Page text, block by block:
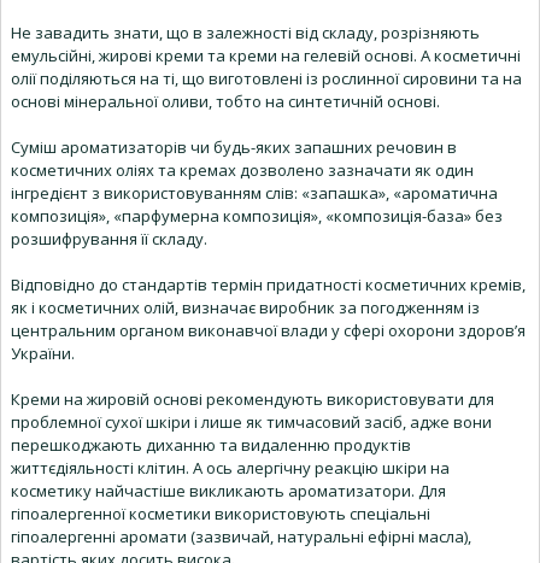
Не завадить знати, що в залежності від складу, розрізняють
емульсійні, жирові креми та креми на гелевій основі. А косметичні
олії поділяються на ті, що виготовлені із рослинної сировини та на
основі мінеральної оливи, тобто на синтетичній основі.
Суміш ароматизаторів чи будь-яких запашних речовин в
косметичних оліях та кремах дозволено зазначати як один
інгредієнт з використовуванням слів: «запашка», «ароматична
композиція», «парфумерна композиція», «композиція-база» без
розшифрування її складу.
Відповідно до стандартів термін придатності косметичних кремів,
як і косметичних олій, визначає виробник за погодженням із
центральним органом виконавчої влади у сфері охорони здоров’я
України.
Креми на жировій основі рекомендують використовувати для
проблемної сухої шкіри і лише як тимчасовий засіб, адже вони
перешкоджають диханню та видаленню продуктів
життєдіяльності клітин. А ось алергічну реакцію шкіри на
косметику найчастіше викликають ароматизатори. Для
гіпоалергенної косметики використовують спеціальні
гіпоалергенні аромати (зазвичай, натуральні ефірні масла),